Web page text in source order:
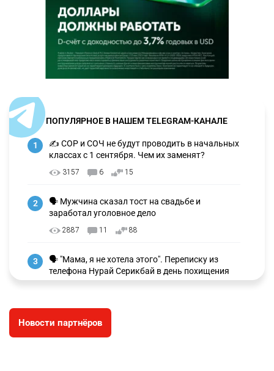
ПОПУЛЯРНОЕ В НАШЕМ TELEGRAM-КАНАЛЕ
1
✍️ СОР и СОЧ не будут проводить в начальных
классах с 1 сентября. Чем их заменят?
3157 6 15
2
🗣 Мужчина сказал тост на свадьбе и
заработал уголовное дело
2887 11 88
3
🗣 "Мама, я не хотела этого". Переписку из
телефона Нурай Серикбай в день похищения
зачитали в суде
⚠️ Доброе утро, друзья! Предлагаем обзор
главных новостей за 4 августа
Новости партнёров